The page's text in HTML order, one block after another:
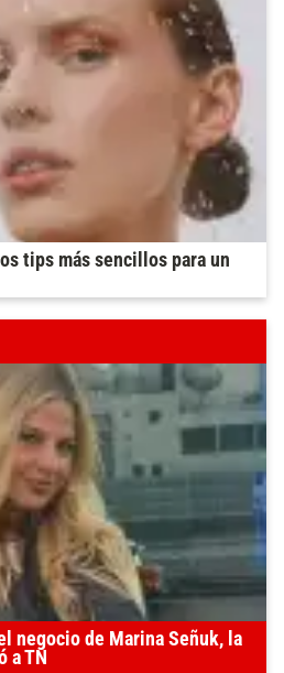
tips más sencillos para un
negocio de Marina Señuk, la
a TN